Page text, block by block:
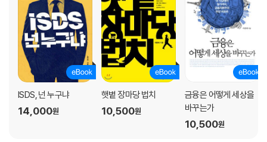
ISDS, 넌 누구냐
14,000원
햇볕 장마당 법치
10,500원
금융은 어떻게 세상을
바꾸는가
10,500원